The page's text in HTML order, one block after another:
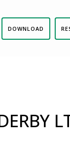
DOWNLOAD